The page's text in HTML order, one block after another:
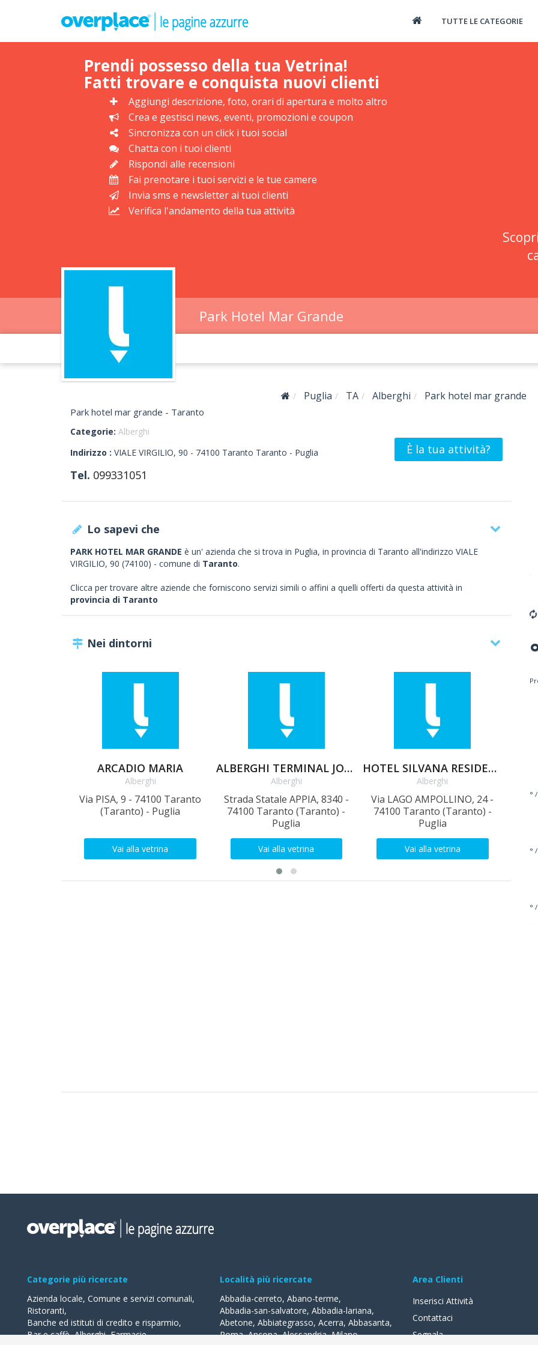
TUTTE LE CATEGORIE
Prendi possesso della tua Vetrina!
Fatti trovare e conquista nuovi clienti
Aggiungi descrizione, foto, orari di apertura e molto altro
Crea e gestisci news, eventi, promozioni e coupon
Sincronizza con un click i tuoi social
Chatta con i tuoi clienti
Rispondi alle recensioni
Fai prenotare i tuoi servizi e le tue camere
Invia sms e newsletter ai tuoi clienti
Verifica l'andamento della tua attività
Scopri
Park Hotel Mar Grande
Puglia TA Alberghi Park hotel mar grande
Park hotel mar grande - Taranto
Categorie: Alberghi
Indirizzo : VIALE VIRGILIO, 90 - 74100 Taranto Taranto - Puglia
Tel. 099331051
È la tua attività?
Lo sapevi che
PARK HOTEL MAR GRANDE è un' azienda che si trova in Puglia, in provincia di Taranto all'indirizzo VIALE
VIRGILIO, 90 (74100) - comune di Taranto.
Clicca per trovare altre aziende che forniscono servizi simili o affini a quelli offerti da questa attività in
provincia di Taranto
Nei dintorni
ARCADIO MARIA
Alberghi
Via PISA, 9 - 74100 Taranto
(Taranto) - Puglia
Vai alla vetrina
ALBERGHI TERMINAL JONIO
Alberghi
Strada Statale APPIA, 8340 -
74100 Taranto (Taranto) -
Puglia
Vai alla vetrina
HOTEL SILVANA RESIDENCE
Alberghi
Via LAGO AMPOLLINO, 24 -
74100 Taranto (Taranto) -
Puglia
Vai alla vetrina
°
°
°
Categorie più ricercate
Azienda locale, Comune e servizi comunali,
Ristoranti,
Banche ed istituti di credito e risparmio,
Bar e caffè,Alberghi,Farmacie,
Località più ricercate
Abbadia-cerreto, Abano-terme,
Abbadia-san-salvatore, Abbadia-lariana,
Abetone, Abbiategrasso, Acerra, Abbasanta,
Roma,Ancona,Alessandria,Milano,
Area Clienti
Inserisci Attività
Contattaci
Segnala